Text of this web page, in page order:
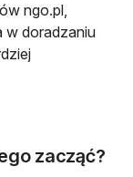
ngo.pl,
w doradzaniu
zacząć?